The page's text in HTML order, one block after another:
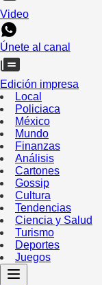
Video
Únete al canal
Edición impresa
Local
Policiaca
México
Mundo
Finanzas
Análisis
Cartones
Gossip
Cultura
Tendencias
Ciencia y Salud
Turismo
Deportes
Juegos